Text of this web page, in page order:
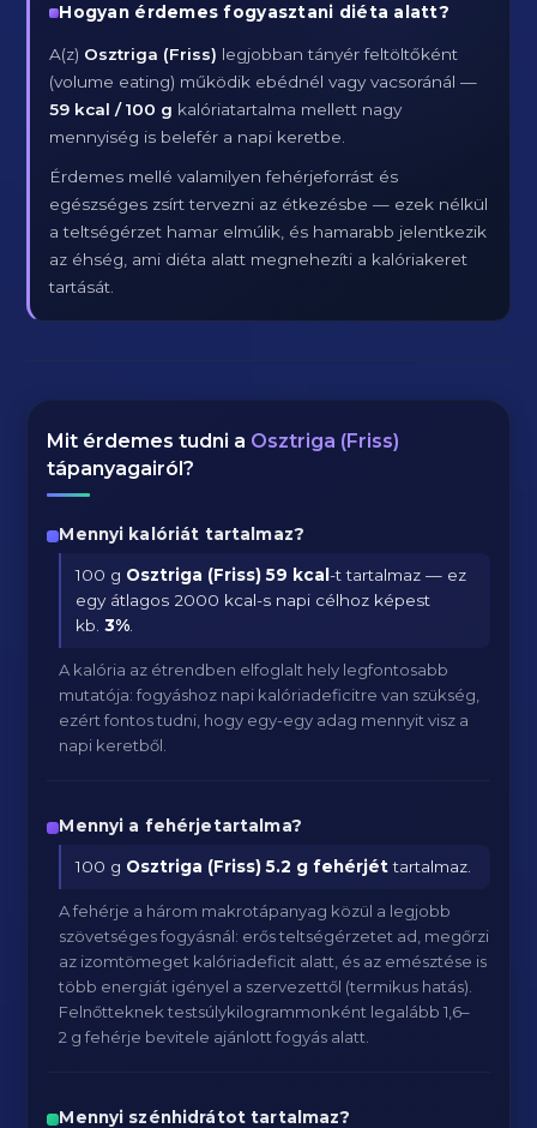
Hogyan érdemes fogyasztani diéta alatt?
A(z) Osztriga (Friss) legjobban tányér feltöltőként
(volume eating) működik ebédnél vagy vacsoránál —
59 kcal / 100 g kalóriatartalma mellett nagy
mennyiség is belefér a napi keretbe.
Érdemes mellé valamilyen fehérjeforrást és
egészséges zsírt tervezni az étkezésbe — ezek nélkül
a teltségérzet hamar elmúlik, és hamarabb jelentkezik
az éhség, ami diéta alatt megnehezíti a kalóriakeret
tartását.
Mit érdemes tudni a Osztriga (Friss)
tápanyagairól?
Mennyi kalóriát tartalmaz?
100 g Osztriga (Friss) 59 kcal-t tartalmaz — ez
egy átlagos 2000 kcal-s napi célhoz képest
kb.3%
A kalória az étrendben elfoglalt hely legfontosabb
mutatója: fogyáshoz napi kalóriadeficitre van szükség,
ezért fontos tudni, hogy egy-egy adag mennyit visz a
napi keretből.
Mennyi a fehérjetartalma?
100 g Osztriga (Friss) 5.2 g fehérjéttartalmaz.
A fehérje a három makrotápanyag közül a legjobb
szövetséges fogyásnál: erős teltségérzetet ad, megőrzi
az izomtömeget kalóriadeficit alatt, és az emésztése is
több energiát igényel a szervezettől (termikus hatás).
Felnőtteknek testsúlykilogrammonként legalább 1,6–
2 g fehérje bevitele ajánlott fogyás alatt.
Mennyi szénhidrátot tartalmaz?